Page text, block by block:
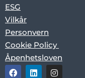
ESG
Vilkår
Personvern
Cookie Policy
Åpenhetsloven